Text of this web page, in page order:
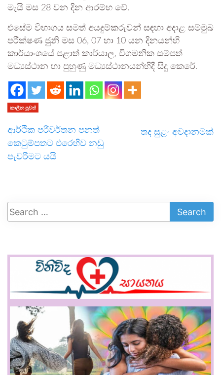
මැයි මස 28 වන දින ආරම්භ වේ.
එසේම විභාගය සමත් අයදුම්කරුවන් සඳහා අදාළ සම්මුඛ
පරීක්ෂණ ජුනි මස 06, 07 හා 10 යන දිනයන්හි
කාර්යාංශයේ පළාත් කාර්යාල, විගමනික සම්පත්
මධ්‍යස්ථාන හා පුහුණු මධ්‍යස්ථානයන්හිදී සිදු කෙරේ.
කාලීන පුවත්
ආර්ථික පරිවර්තන පනත්
කෙටුම්පතට එරෙහිව නඩු
පැවරීමට යයි
තද සුළං අවදානමක්